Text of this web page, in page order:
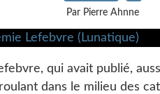
Par Pierre Ahnne
qui avait publié,
dans le milieu des